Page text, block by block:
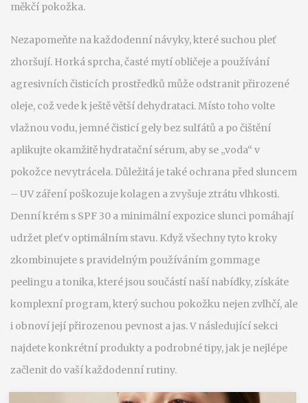
měkčí pokožka.
Nezapomeňte na každodenní návyky, které suchou pleť
zhoršují. Horká sprcha, časté mytí obličeje a používání
agresivních čisticích prostředků může odstranit přirozené
oleje, což vede k ještě větší dehydrataci. Místo toho volte
vlažnou vodu, jemné čisticí gely bez sulfátů a po čištění
aplikujte okamžitě hydratační sérum, aby se „voda“ v
pokožce nevytrácela. Důležitá je také ochrana před sluncem
– UV záření poškozuje kolagen a zvyšuje ztrátu vlhkosti.
Denní krém s SPF 30 a minimální expozice slunci pomáhají
udržet pleť v optimálním stavu. Když všechny tyto kroky
zkombinujete s pravidelným používáním gommage
peelingu a tonika, které jsou součástí naší nabídky, získáte
komplexní program, který suchou pokožku nejen zvlhčí, ale
i obnoví její přirozenou pevnost a jas. V následující sekci
najdete konkrétní produkty a podrobné tipy, jak je nejlépe
začlenit do vaší každodenní rutiny.